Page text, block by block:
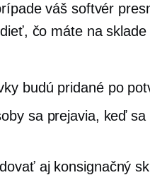
váš softvér
čo máte na
budú pridané po
sa prejavia, keď
aj konsignačný